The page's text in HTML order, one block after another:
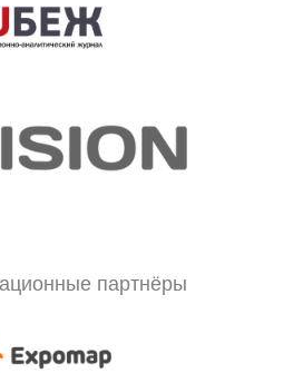
партнёры